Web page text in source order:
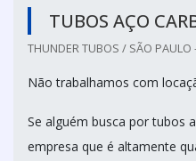
TUBOS AÇO
THUNDER TUBOS / SÃO PAULO
Não trabalhamos com
Se alguém busca por tubos
empresa que é altamente